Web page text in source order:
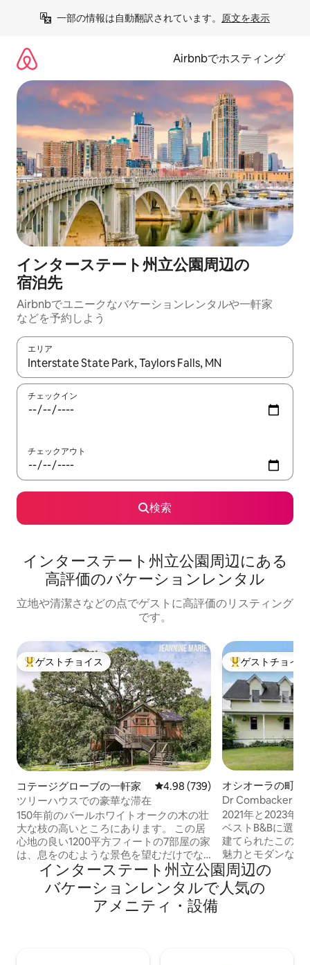
一部の情報は自動翻訳されています。 原文を表示
Airbnbでホスティング
インターステート州立公園⁠周⁠辺⁠の
宿⁠泊⁠先
Airbnbでユニークなバ⁠ケ⁠ー⁠シ⁠ョ⁠ンレ⁠ン⁠タ⁠ルや一⁠軒⁠家
な⁠ど⁠を予⁠約⁠し⁠よ⁠う
エリア
検索結果が表示されたら、上下の矢印キーを使って移動するか
チェックイン
チェックアウト
検索
インターステート州立公園⁠周⁠辺⁠に⁠あ⁠る
高⁠評⁠価⁠のバ⁠ケ⁠ー⁠シ⁠ョ⁠ン⁠レ⁠ン⁠タ⁠ル
立地や清潔さなどの点でゲストに高評価のリスティング
です。
大好評のゲストチョイスです。
ゲストチョイス
コテージグローブの一軒家 レビュー739件、5つ星中4.98つ
4.98 (739)
ツリーハウスでの豪華な滞在
150年前のバールホワイトオークの木の壮
大な枝の高いところにあります。 この居
心地の良い1200平方フィートの7部屋の家
は、息をのむような景色を望むだけでな
く、おとぎ話にふさわしい魅力的で楽し
い驚きもあります。 展望塔の40フィート
の高さに登ると、望遠鏡があなたを待っ
ています。夜空を見渡し、天のパノラマ
大好評のゲスト
ゲストチョイス
オシオーラの町家
Dr Combacker's
Home（歴史ある
2021年と2023年
ベストB&Bに選ば
建てられたこの美
魅力とモダンな豪
す。 先駆的な医
カー博士によって
クな家は、オリジ
インターステート州立公園⁠周⁠辺⁠の
バ⁠ケ⁠ー⁠シ⁠ョ⁠ン⁠レ⁠ン⁠タ⁠ル⁠で人⁠気⁠の
ア⁠メ⁠ニ⁠テ⁠ィ⁠・⁠設⁠備